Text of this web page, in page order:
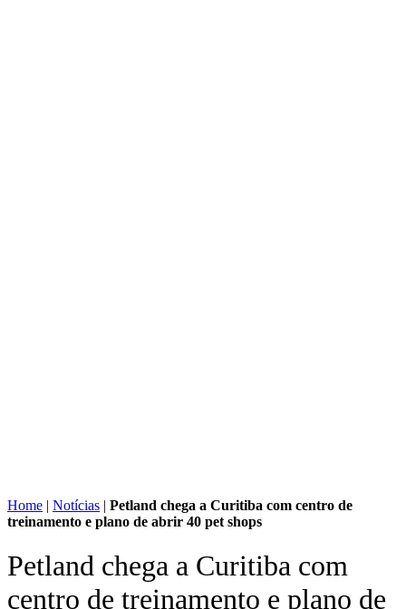
Home | Notícias | Petland chega a Curitiba com centro de
treinamento e plano de abrir 40 pet shops
Petland chega a Curitiba com
centro de treinamento e plano de